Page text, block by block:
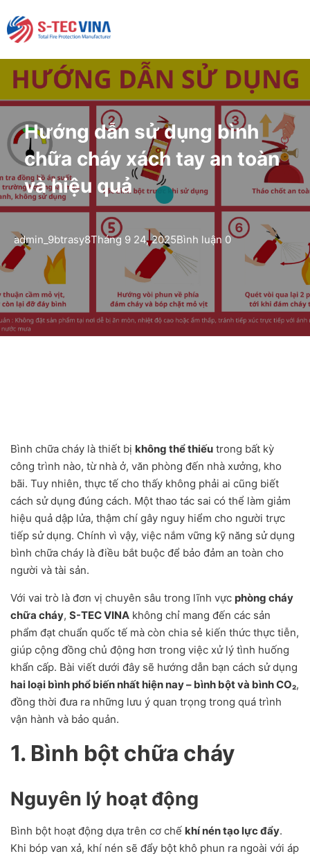
Hướng dẫn sử dụng bình
chữa cháy xách tay an toàn
và hiệu quả
admin_9btrasy8Tháng 9 24, 2025Bình luận 0
Bình chữa cháy là thiết bị không thể thiếu trong bất kỳ
công trình nào, từ nhà ở, văn phòng đến nhà xưởng, kho
bãi. Tuy nhiên, thực tế cho thấy không phải ai cũng biết
cách sử dụng đúng cách. Một thao tác sai có thể làm giảm
hiệu quả dập lửa, thậm chí gây nguy hiểm cho người trực
tiếp sử dụng. Chính vì vậy, việc nắm vững kỹ năng sử dụng
bình chữa cháy là điều bắt buộc để bảo đảm an toàn cho
người và tài sản.
Với vai trò là đơn vị chuyên sâu trong lĩnh vực phòng cháy
chữa cháy, S-TEC VINA không chỉ mang đến các sản
phẩm đạt chuẩn quốc tế mà còn chia sẻ kiến thức thực tiễn,
giúp cộng đồng chủ động hơn trong việc xử lý tình huống
khẩn cấp. Bài viết dưới đây sẽ hướng dẫn bạn cách sử dụng
hai loại bình phổ biến nhất hiện nay – bình bột và bình CO₂,
đồng thời đưa ra những lưu ý quan trọng trong quá trình
vận hành và bảo quản.
1. Bình bột chữa cháy
Nguyên lý hoạt động
Bình bột hoạt động dựa trên cơ chế khí nén tạo lực đẩy.
Khi bóp van xả, khí nén sẽ đẩy bột khô phun ra ngoài với áp